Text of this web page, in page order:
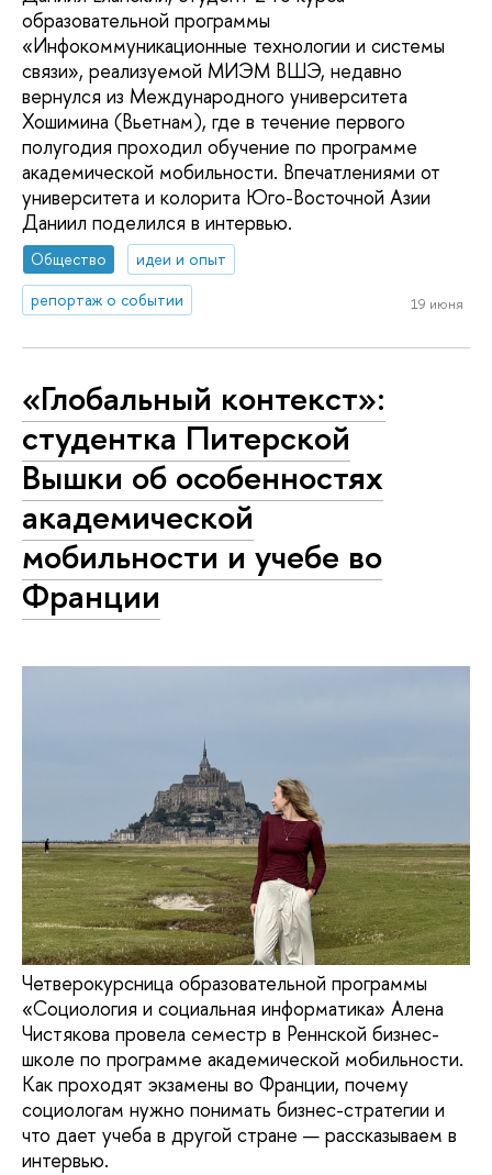
образовательной программы
«Инфокоммуникационные технологии и системы
связи», реализуемой МИЭМ ВШЭ, недавно
вернулся из Международного университета
Хошимина (Вьетнам), где в течение первого
полугодия проходил обучение по программе
академической мобильности. Впечатлениями от
университета и колорита Юго-Восточной Азии
Даниил поделился в интервью.
Общество
идеи и опыт
репортаж о событии
19 июня
«Глобальный контекст»:
студентка Питерской
Вышки об особенностях
академической
мобильности и учебе во
Франции
Четверокурсница образовательной программы
«Социология и социальная информатика» Алена
Чистякова провела семестр в Реннской бизнес-
школе по программе академической мобильности.
Как проходят экзамены во Франции, почему
социологам нужно понимать бизнес-стратегии и
что дает учеба в другой стране — рассказываем в
интервью.